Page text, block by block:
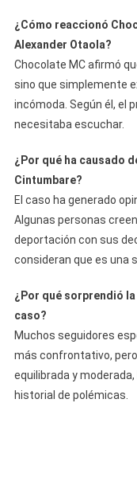
¿Cómo reaccionó
Alexander Otaola?
Chocolate MC afirmó
sino que simplemente
incómoda. Según él, el
necesitaba escuchar.
¿Por qué ha causado
Cintumbare?
El caso ha generado
Algunas personas
deportación con sus
consideran que es una
¿Por qué sorprendió
caso?
Muchos seguidores
más confrontativo,
equilibrada y
historial de polémicas.